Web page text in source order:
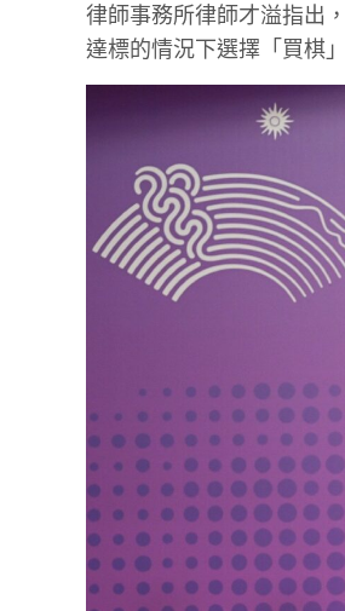
律師事務所律師才溢指出
達標的情況下選擇「買棋